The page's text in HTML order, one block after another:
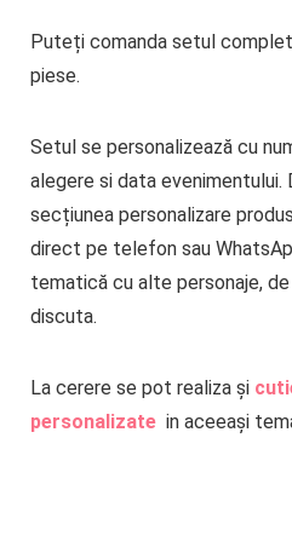
Puteți comanda setul
piese.
Setul se personalizează cu
alegere si data
secțiunea personalizare
direct pe telefon sau
tematică cu alte personaje,
discuta.
La cerere se pot realiza și
personalizate in aceeași